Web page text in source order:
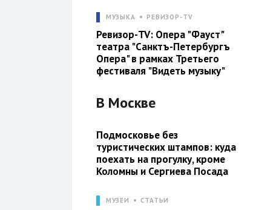
МУЗЫКА РЕВИЗОР-TV
Ревизор-TV: Опера "Фауст"
театра "Санктъ-Петербургъ
Опера" в рамках Третьего
фестиваля "Видеть музыку"
В Москве
Подмосковье без
туристических штампов: куда
поехать на прогулку, кроме
Коломны и Сергиева Посада
МУЗЕИ СТАТЬИ